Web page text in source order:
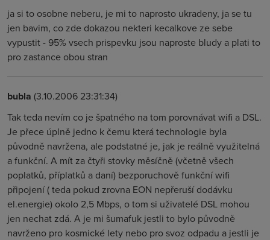
ja si to osobne neberu, je mi to naprosto ukradeny, ja se tu
jen bavim, co zde dokazou nekteri kecalkove ze sebe
vypustit - 95% vsech prispevku jsou naproste bludy a plati to
pro zastance obou stran
bubla (3.10.2006 23:31:34)
Tak teda nevím co je špatného na tom porovnávat wifi a DSL.
Je přece úplně jedno k čemu která technologie byla
původně navržena, ale podstatné je, jak je reálně využitelná
a funkční. A mít za čtyři stovky měsíčně (včetně všech
poplatků, příplatků a daní) bezporuchově funkční wifi
připojení ( teda pokud zrovna EON nepřeruší dodávku
el.energie) okolo 2,5 Mbps, o tom si uživatelé DSL mohou
jen nechat zdá. A je mi šumafuk jestli to bylo původně
navrženo pro kosmické lety nebo pro svoz odpadu a jestli je